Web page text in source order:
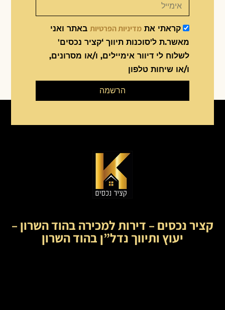
קראתי את מדיניות הפרטיות באתר ואני
מאשר.ת ל'סוכנות תיווך ‘קציר נכסים'
לשלוח לי דיוור אימיילים, ו/או מסרונים,
ו/או שיחות טלפון
הרשמה
קציר נכסים – דירות למכירה בהוד השרון –
יעוץ ותיווך נדל”ן בהוד השרון